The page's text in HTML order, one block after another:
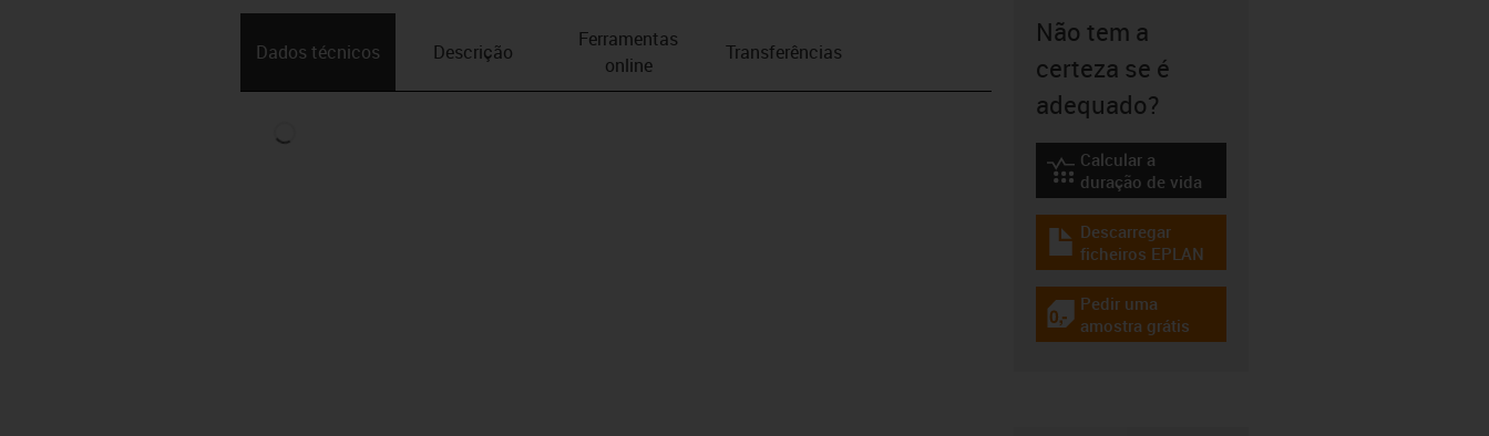
Dados técnicos Descrição
Ferramentas
online
Transferências
Não tem a
certeza se é
adequado?
igus-icon-lebensdauerrechner
Calcular a
duração de vida
igus-icon-download-plan
Descarregar
ficheiros EPLAN
igus-icon-gratismuster
Pedir uma
amostra grátis